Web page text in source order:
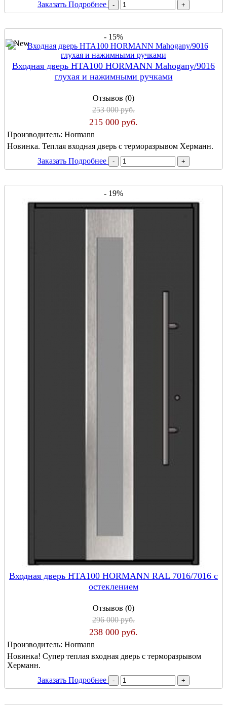
Заказать Подробнее
- 15%
Входная дверь HTA100 HORMANN Mahogany/9016
глухая и нажимными ручками
Отзывов (0)
253 000 руб.
215 000 руб.
Производитель: Hormann
Новинка. Теплая входная дверь с терморазрывом Херманн.
Заказать Подробнее
- 19%
Входная дверь HTA100 HORMANN RAL 7016/7016 с
остеклением
Отзывов (0)
296 000 руб.
238 000 руб.
Производитель: Hormann
Новинка! Супер теплая входная дверь с терморазрывом
Херманн.
Заказать Подробнее